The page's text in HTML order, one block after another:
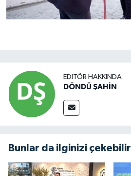
EDITÖR HAKKINDA
DÖNDÜ ŞAHİN
Bunlar da ilginizi çekebilir